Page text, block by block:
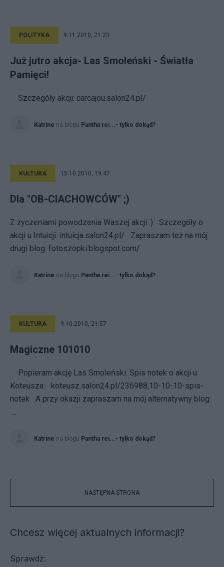
POLITYKA 9.11.2010, 21:23
Już jutro akcja- Las Smoleński - Światła
Pamięci!
Szczegóły akcji: carcajou.salon24.pl/
Katrine na blogu Pantha rei...- tylko dokąd?
KULTURA 15.10.2010, 19:47
Dla "OB-CIACHOWCÓW" ;)
Z życzeniami powodzenia Waszej akcji :) Szczegóły o
akcji u Intuicji: intuicja.salon24.pl/ Zapraszam też na mój
drugi blog: fotoszopki.blogspot.com/
Katrine na blogu Pantha rei...- tylko dokąd?
KULTURA 9.10.2010, 21:57
Magiczne 101010
Popieram akcję Las Smoleński. Spis notek o akcji u
Koteusza: koteusz.salon24.pl/236988,10-10-10-spis-
notek A przy okazji zapraszam na mój alternatywny blog:
...
Katrine na blogu Pantha rei...- tylko dokąd?
NASTĘPNA STRONA
Chcesz więcej aktualnych informacji?
Sprawdź: